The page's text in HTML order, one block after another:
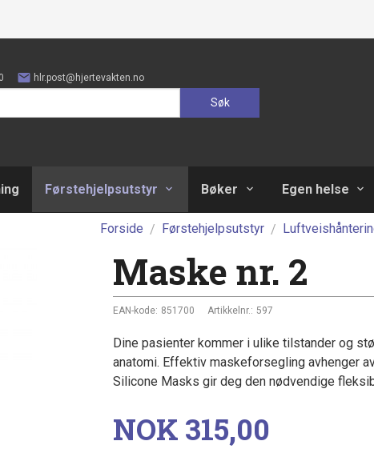
hlr.post@hjertevakten.no
Søk
Førstehjelpsutstyr Bøker Egen helse
Forside Førstehjelpsutstyr
Maske nr. 2
EAN-kode: 851700 Artikkelnr.: 597
Dine pasienter kommer i ulike tilstander og
anatomi. Effektiv maskeforsegling avhenger
Silicone Masks gir deg den nødvendige
Pris
NOK 315,00